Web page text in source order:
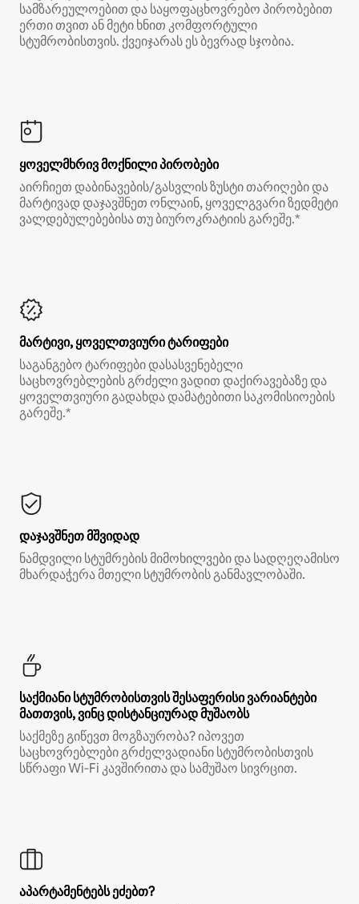
სამზარეულოებით და საყოფაცხოვრებო პირობებით
ერთი თვით ან მეტი ხნით კომფორტული
სტუმრობისთვის. ქვეიჯარას ეს ბევრად სჯობია.
ყოველმხრივ მოქნილი პირობები
აირჩიეთ დაბინავების/გასვლის ზუსტი თარიღები და
მარტივად დაჯავშნეთ ონლაინ, ყოველგვარი ზედმეტი
ვალდებულებებისა თუ ბიუროკრატიის გარეშე.*
მარტივი, ყოველთვიური ტარიფები
საგანგებო ტარიფები დასასვენებელი
საცხოვრებლების გრძელი ვადით დაქირავებაზე და
ყოველთვიური გადახდა დამატებითი საკომისიოების
გარეშე.*
დაჯავშნეთ მშვიდად
ნამდვილი სტუმრების მიმოხილვები და სადღეღამისო
მხარდაჭერა მთელი სტუმრობის განმავლობაში.
საქმიანი სტუმრობისთვის შესაფერისი ვარიანტები
მათთვის, ვინც დისტანციურად მუშაობს
საქმეზე გიწევთ მოგზაურობა? იპოვეთ
საცხოვრებლები გრძელვადიანი სტუმრობისთვის
სწრაფი Wi‑Fi კავშირითა და სამუშაო სივრცით.
აპარტამენტებს ეძებთ?